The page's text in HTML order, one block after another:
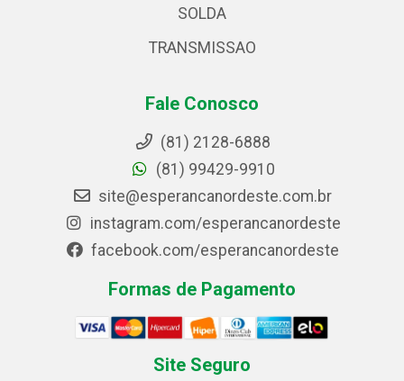
SOLDA
TRANSMISSAO
Fale Conosco
(81) 2128-6888
(81) 99429-9910
site@esperancanordeste.com.br
instagram.com/esperancanordeste
facebook.com/esperancanordeste
Formas de Pagamento
Site Seguro